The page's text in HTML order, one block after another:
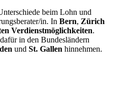
beim Lohn und
in. In Bern, Zürich
Verdienstmöglichkeiten.
in den Bundesländern
und St. Gallen hinnehmen.